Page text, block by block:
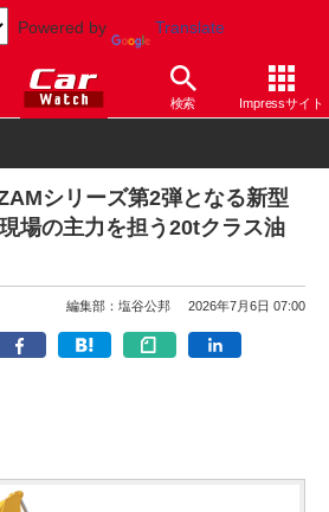
Powered by Translate
検索 Impressサイト
シリーズ第2弾となる新型
場の主力を担う20tクラス油
編集部：塩谷公邦 2026年7月6日 07:00